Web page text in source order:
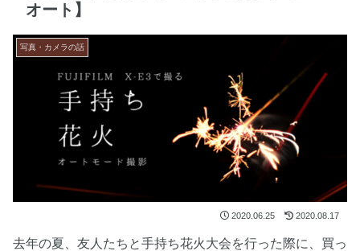
オート】
写真・カメラの話
2020.06.25 2020.08.17
去年の夏、友人たちと手持ち花火大会を行った際に、買っ